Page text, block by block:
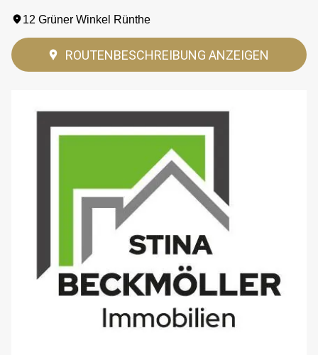
12 Grüner Winkel Rünthe
ROUTENBESCHREIBUNG ANZEIGEN